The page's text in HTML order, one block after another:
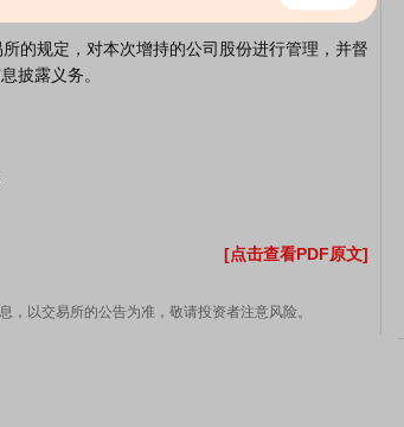
披露义务。
[点击查看PDF原文]
以交易所的公告为准，敬请投资者注意风险。